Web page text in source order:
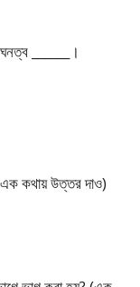
______।
(এক কথায় উত্তর দাও)